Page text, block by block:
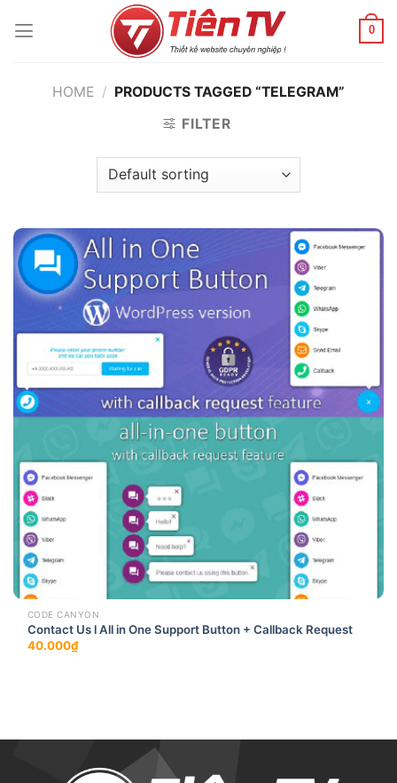
đến
0
HOME / PRODUCTS TAGGED “TELEGRAM”
FILTER
CODE CANYON
Contact Us l All in One Support Button + Callback Request
40.000₫